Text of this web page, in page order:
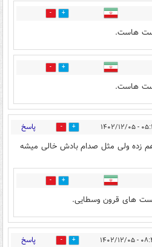
2
هاست.
2
هاست.
۱۲/۰۵ 3 پاسخ
زده ولی مثل صدام بادش خالی میشه
0
های قرون وسطایی.
۱۲/۰۵ 5 پاسخ